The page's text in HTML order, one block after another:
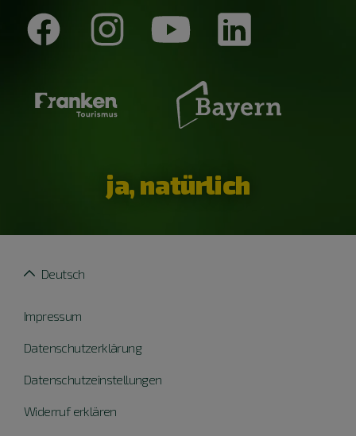
ja, natürlich
Impressum
Datenschutzerklärung
Datenschutzeinstellungen
Widerruf erklären
Deutsch